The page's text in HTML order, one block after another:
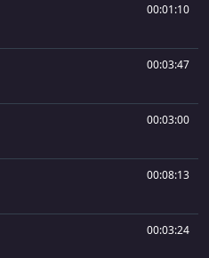
00:01:10
00:03:47
00:03:00
00:08:13
00:03:24